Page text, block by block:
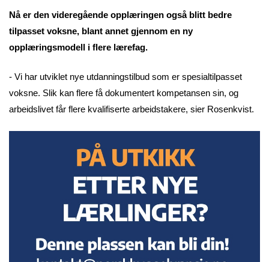
Nå er den videregående opplæringen også blitt bedre
tilpasset voksne, blant annet gjennom en ny
opplæringsmodell i flere lærefag.
- Vi har utviklet nye utdanningstilbud som er spesialtilpasset
voksne. Slik kan flere få dokumentert kompetansen sin, og
arbeidslivet får flere kvalifiserte arbeidstakere, sier Rosenkvist.